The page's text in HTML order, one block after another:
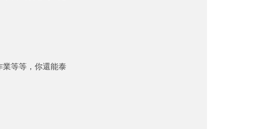
業等等，你還能泰